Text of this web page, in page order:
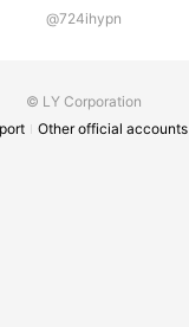
@724ihypn
© LY Corporation
Other official accounts